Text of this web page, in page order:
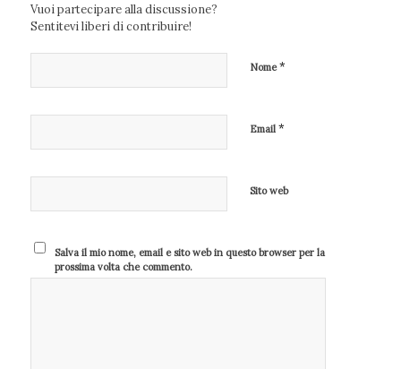
Vuoi partecipare alla discussione?
Sentitevi liberi di contribuire!
Nome*
Email *
Sito web
Salva il mio nome, email e sito web in questo browser per la
prossima volta che commento.